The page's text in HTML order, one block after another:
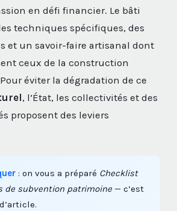
en défi financier. Le bâti
techniques spécifiques, des
et un savoir-faire artisanal dont
ceux de la construction
éviter la dégradation de ce
, l’État, les collectivités et des
proposent des leviers
: on vous a préparé Checklist
de subvention patrimoine — c’est